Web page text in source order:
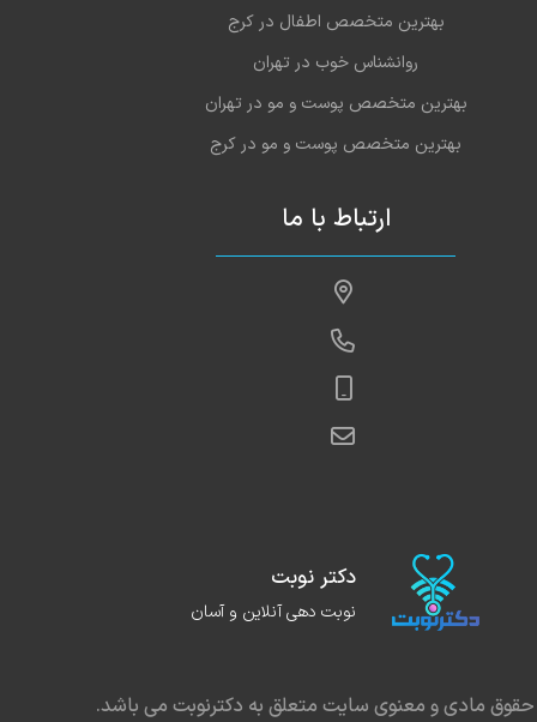
بهترین متخصص اطفال در کرج
روانشناس خوب در تهران
بهترین متخصص پوست و مو در تهران
بهترین متخصص پوست و مو در کرج
ارتباط با ما
دکتر نوبت
نوبت دهی آنلاین و آسان
مادی و معنوی سایت متعلق به دکترنوبت می باشد.